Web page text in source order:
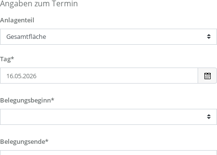
Angaben zum Termin
Anlagenteil
Tag*
Belegungsbeginn*
Belegungsende*